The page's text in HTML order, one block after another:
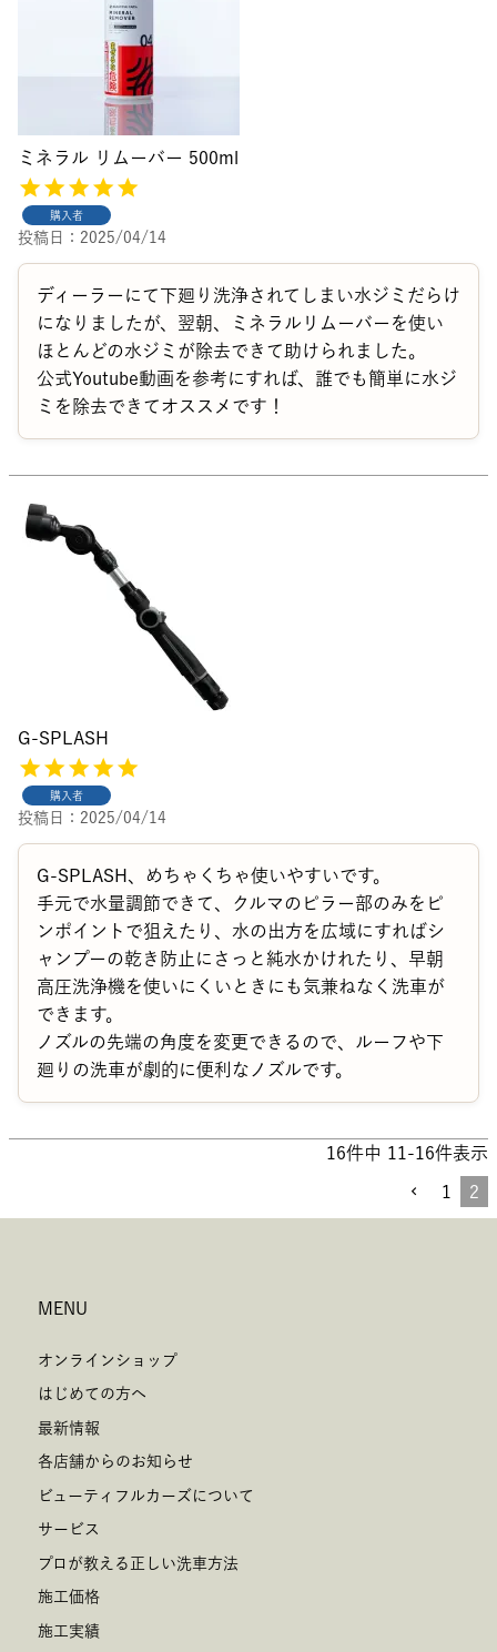
ミネラル リムーバー 500ml
購入者
投稿日 2025/04/14
ディーラーにて下廻り洗浄されてしまい水ジミだらけ
になりましたが、翌朝、ミネラルリムーバーを使い
ほとんどの水ジミが除去できて助けられました。
公式Youtube動画を参考にすれば、誰でも簡単に水ジ
ミを除去できてオススメです！
G-SPLASH
購入者
投稿日 2025/04/14
G-SPLASH、めちゃくちゃ使いやすいです。
手元で水量調節できて、クルマのピラー部のみをピ
ンポイントで狙えたり、水の出方を広域にすればシ
ャンプーの乾き防止にさっと純水かけれたり、早朝
高圧洗浄機を使いにくいときにも気兼ねなく洗車が
できます。
ノズルの先端の角度を変更できるので、ルーフや下
廻りの洗車が劇的に便利なノズルです。
16件中 11 -16件表示
1 2
MENU
オンラインショップ
はじめての方へ
最新情報
各店舗からのお知らせ
ビューティフルカーズについて
サービス
プロが教える正しい洗車方法
施工価格
施工実績